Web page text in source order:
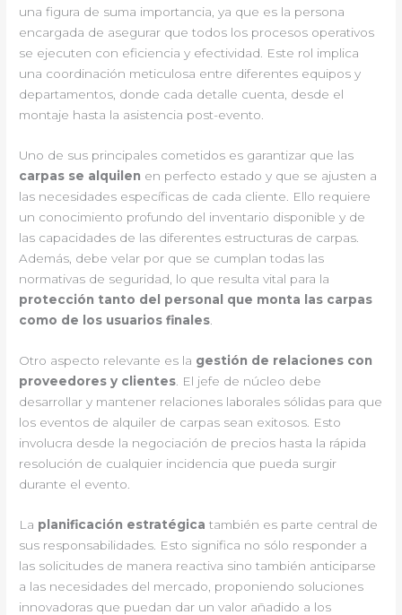
una figura de suma importancia, ya que es la persona
encargada de asegurar que todos los procesos operativos
se ejecuten con eficiencia y efectividad. Este rol implica
una coordinación meticulosa entre diferentes equipos y
departamentos, donde cada detalle cuenta, desde el
montaje hasta la asistencia post-evento.
Uno de sus principales cometidos es garantizar que las
carpas se alquilen en perfecto estado y que se ajusten a
las necesidades específicas de cada cliente. Ello requiere
un conocimiento profundo del inventario disponible y de
las capacidades de las diferentes estructuras de carpas.
Además, debe velar por que se cumplan todas las
normativas de seguridad, lo que resulta vital para la
protección tanto del personal que monta las carpas
como de los usuarios finales
Otro aspecto relevante es la gestión de relaciones con
proveedores y clientes . El jefe de núcleo debe
desarrollar y mantener relaciones laborales sólidas para que
los eventos de alquiler de carpas sean exitosos. Esto
involucra desde la negociación de precios hasta la rápida
resolución de cualquier incidencia que pueda surgir
durante el evento.
La planificación estratégica también es parte central de
sus responsabilidades. Esto significa no sólo responder a
las solicitudes de manera reactiva sino también anticiparse
a las necesidades del mercado, proponiendo soluciones
innovadoras que puedan dar un valor añadido a los